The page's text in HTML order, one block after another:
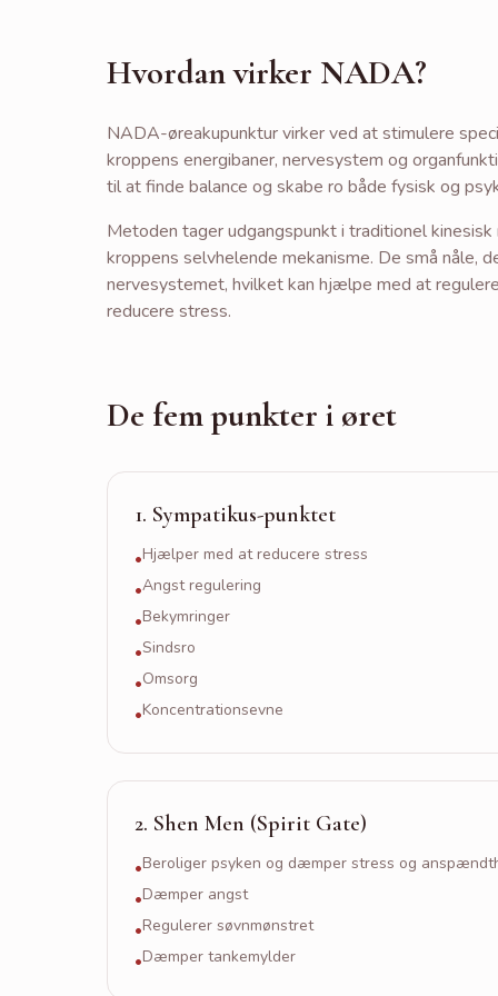
Hvordan virker NADA?
NADA-øreakupunktur virker ved at stimulere
kroppens energibaner, nervesystem og
til at finde balance og skabe ro både fysisk og
Metoden tager udgangspunkt i traditionel
kroppens selvhelende mekanisme. De små nåle,
nervesystemet, hvilket kan hjælpe med at
reducere stress.
De fem punkter i øret
1. Sympatikus-punktet
•Hjælper med at reducere stress
•Angst regulering
•Bekymringer
•Sindsro
•Omsorg
•Koncentrationsevne
2. Shen Men (Spirit Gate)
•Beroliger psyken og dæmper stress og
•Dæmper angst
•Regulerer søvnmønstret
•Dæmper tankemylder